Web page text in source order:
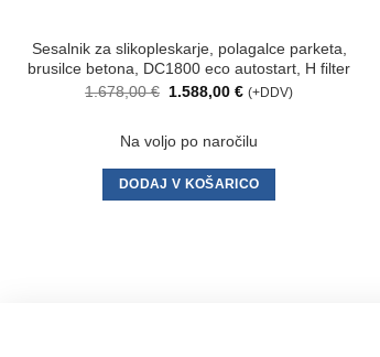
Sesalnik za slikopleskarje, polagalce parketa,
brusilce betona, DC1800 eco autostart, H filter
1.678,00€ Izvirna
bila:
1.678,00 €.
1.588,00€Trenutna
cena
1.588,00 €.
(+DDV)
Na voljo po naročilu
DODAJ V KOŠARICO